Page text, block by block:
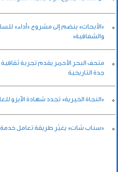
«الأبحاث» ينضم إلى مشروع «أداء»
والشفافية»
متحف البحر الأحمر يقدم تجربة
جدة التاريخية
«النجاة الخيرية» تجدد شهادة الآيزو
«سناب شات» يغيّر طريقة تعامل خدمة